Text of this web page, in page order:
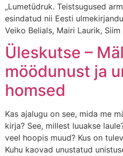
„Lumetüdruk. Teistsugused
esindatud nii Eesti
Veiko Belials, Mairi Laurik,
Üleskutse –
möödunust ja
homsed
Kas ajalugu on see, mida me
kirja? See, millest luuakse
veel hoopis muud? Kus on
Kuhu kaovad unustatud